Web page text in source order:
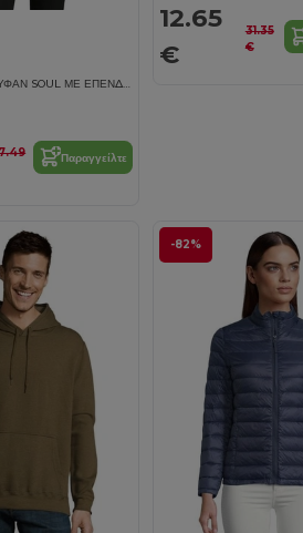
ΓΥΝΑΙΚΕΙΟ ΜΠΟΥΦΑΝ SOUL ΜΕ ΕΠΕΝΔΥΜΕΝΗ ΚΟΥΚΟΥΛΑ ΚΑΙ ΑΝΤΙΘΕΤΙΚΑ ΧΡΩΜΑΤΑ
Παραγγείλτε
12.65
€
31.35
€
-82%